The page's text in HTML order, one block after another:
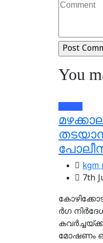
You
Kerala
kgm
7th
ര്‍​ഗ
മോ​ഷ​ണം